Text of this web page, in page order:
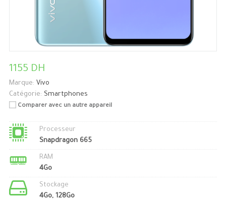
1155 DH
Marque: Vivo
Catégorie: Smartphones
Comparer avec un autre appareil
Processeur
Snapdragon 665
RAM
4Go
Stockage
4Go, 128Go